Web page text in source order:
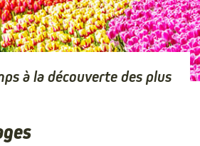
à la découverte des plus